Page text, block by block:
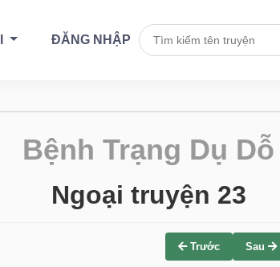
ĐĂNG NHẬP
Bệnh Trạng Dụ Dỗ
Ngoại truyện 23
Trước Sau